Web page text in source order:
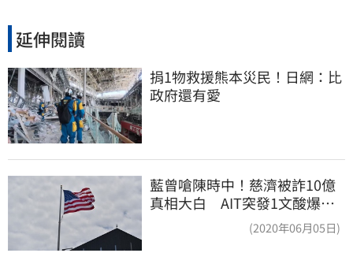
延伸閱讀
捐1物救援熊本災民！日網：比
政府還有愛
藍曾嗆陳時中！慈濟被詐10億
真相大白 AIT突發1文酸爆…
(2020年06月05日)